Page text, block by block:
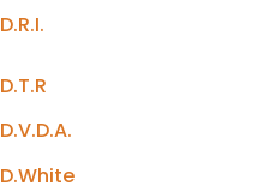
D.R.I.
D.T.R
D.V.D.A.
D.White